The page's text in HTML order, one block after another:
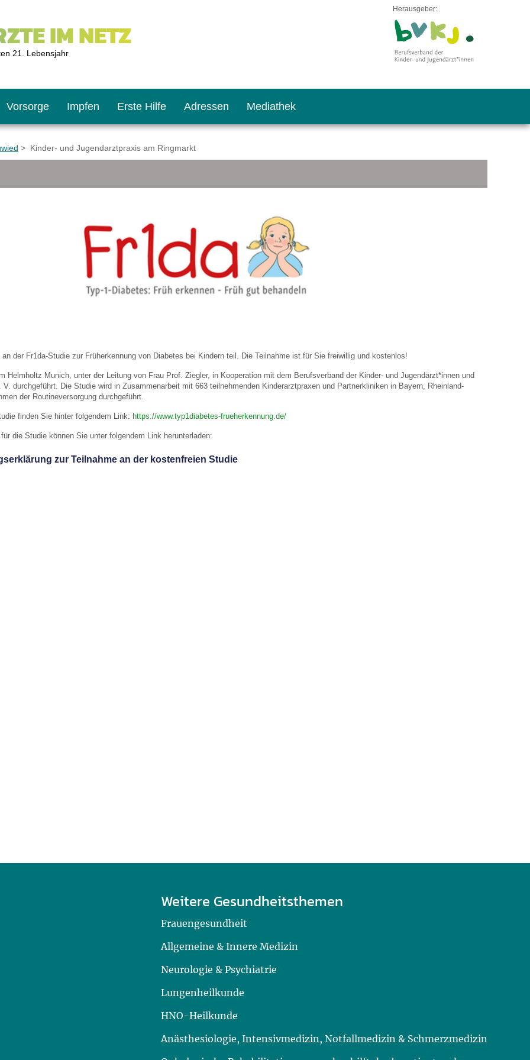
IM NETZ
21. Lebensjahr
Herausgeber:
Vorsorge Impfen Erste Hilfe Adressen Mediathek
Bildschirmmediengebrauch
> Kinder- und Jugendarztpraxis am Ringmarkt
der Fr1da-Studie zur Früherkennung von Diabetes bei Kindern teil. Die Teilnahme ist für Sie freiwillig und kostenlos!
Helmholtz Munich, unter der Leitung von Frau Prof. Ziegler, in Kooperation mit dem Berufsverband der Kinder- und Jugendärzt*innen und
durchgeführt. Die Studie wird in Zusammenarbeit mit 663 teilnehmenden Kinderarztpraxen und Partnerkliniken in Bayern, Rheinland-
der Routineversorgung durchgeführt.
finden Sie hinter folgendem Link: https://www.typ1diabetes-frueherkennung.de/
die Studie können Sie unter folgendem Link herunterladen:
zur Teilnahme an der kostenfreien Studie
Weitere Gesundheitsthemen
Frauengesundheit
Allgemeine & Innere Medizin
Neurologie & Psychiatrie
Lungenheilkunde
HNO-Heilkunde
Anästhesiologie, Intensivmedizin, Notfallmedizin & Schmerzmedizin